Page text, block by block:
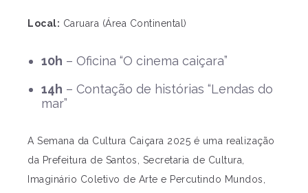
Local: Caruara (Área Continental)
10h – Oficina “O cinema caiçara”
14h – Contação de histórias “Lendas do
mar”
A Semana da Cultura Caiçara 2025 é uma realização
da Prefeitura de Santos, Secretaria de Cultura,
Imaginário Coletivo de Arte e Percutindo Mundos,